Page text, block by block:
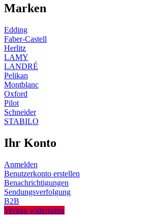
Marken
Edding
Faber-Castell
Herlitz
LAMY
LANDRÉ
Pelikan
Montblanc
Oxford
Pilot
Schneider
STABILO
Ihr Konto
Anmelden
Benutzerkonto erstellen
Benachrichtigungen
Sendungsverfolgung
B2B
Vertrag widerrufen